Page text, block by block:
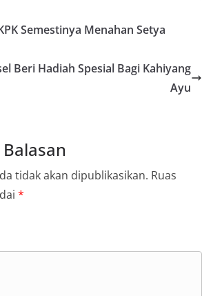
Semestinya Menahan Setya
Beri Hadiah Spesial Bagi Kahiyang
Ayu
tidak akan dipublikasikan. Ruas
*